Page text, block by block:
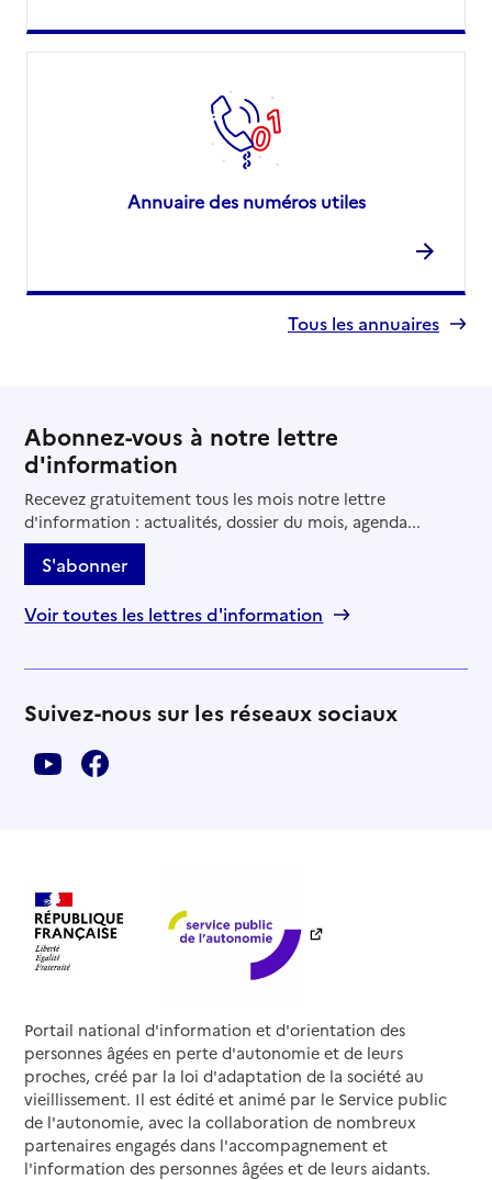
Annuaire des numéros utiles
Tous les annuaires
Abonnez-vous à notre lettre
d'information
Recevez gratuitement tous les mois notre lettre
d'information : actualités, dossier du mois, agenda...
S'abonner
Voir toutes les lettres d'information
Suivez-nous sur les réseaux sociaux
Portail national d'information et d'orientation des
personnes âgées en perte d'autonomie et de leurs
proches, créé par la loi d'adaptation de la société au
vieillissement. Il est édité et animé par le Service public
de l'autonomie, avec la collaboration de nombreux
partenaires engagés dans l'accompagnement et
l'information des personnes âgées et de leurs aidants.